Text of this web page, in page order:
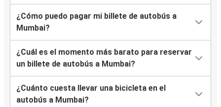
¿Cómo puedo pagar mi billete de autobús a
Mumbai?
¿Cuál es el momento más barato para reservar
un billete de autobús a Mumbai?
¿Cuánto cuesta llevar una bicicleta en el
autobús a Mumbai?